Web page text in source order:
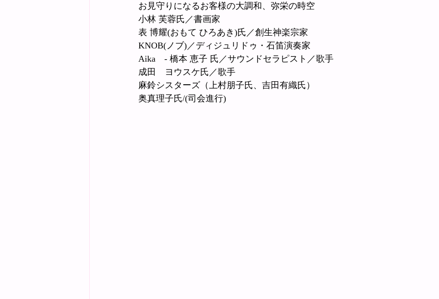
お見守りになるお客様の大調和、弥栄の時空
小林 芙蓉氏／書画家
表 博耀(おもて ひろあき)氏／創生神楽宗家
KNOB(ノブ)／ディジュリドゥ・石笛演奏家
Aika　- 橋本 恵子 氏／サウンドセラピスト／歌手
成田　ヨウスケ氏／歌手
麻鈴シスターズ（上村朋子氏、吉田有織氏）
奥真理子氏/(司会進行)